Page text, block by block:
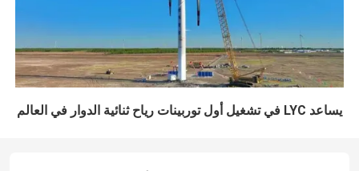
يساعد LYC في تشغيل أول توربينات رياح ثنائية الدوار في العالم